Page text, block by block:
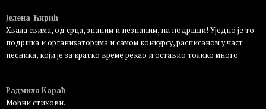
Јелена Ћирић
Хвала свима, од срца, знаним и незнаним, на подршци! Уједно је то
подршка и органиѕаторима и самом конкурсу, расписаном у част
песника, који је за кратко време рекао и оставио толико много.
Радмила Караћ
Моћни стихови.